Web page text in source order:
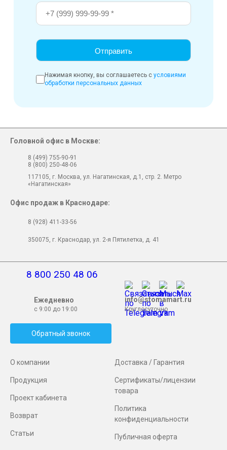
Нажимая кнопку, вы соглашаетесь сусловиями
обработки персональных данных
О компании
Продукция
Проект кабинета
Возврат
Статьи
Доставка / Гарантия
Сертификаты/лицензии
товара
Политика
конфиденциальности
Публичная оферта
8 800 250 48 06
Ежедневно
с 9:00 до 19:00
info@stomamart.ru
Круглосуточно
Обратный звонок
Головной офис в Москве:
8 (499) 755-90-91
8 (800) 250-48-06
117105, г. Москва, ул. Нагатинская, д.1, стр. 2. Метро
«Нагатинская»
Офис продаж в Краснодаре:
8 (928) 411-33-56
350075, г. Краснодар, ул. 2-я Пятилетка, д. 41